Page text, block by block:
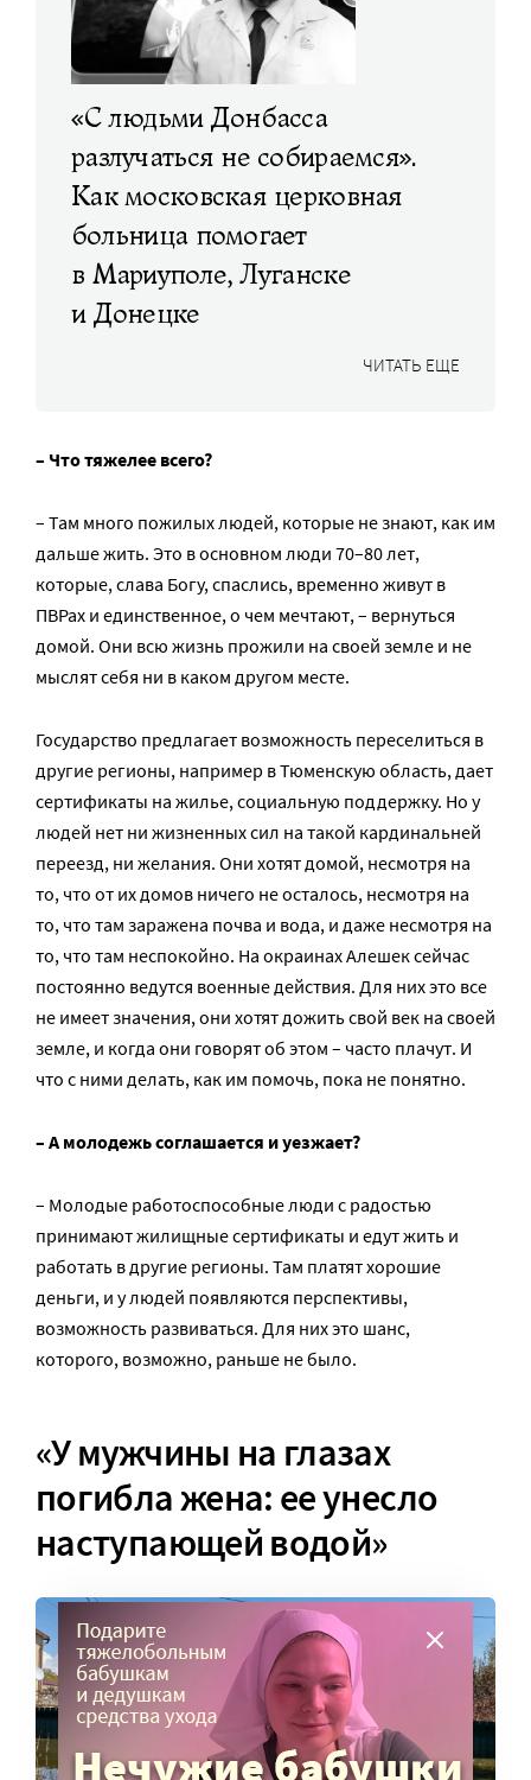
«С людьми Донбасса
разлучаться не собираемся».
Как московская церковная
больница помогает
в Мариуполе, Луганске
и Донецке
ЧИТАТЬ ЕЩЕ
– Что тяжелее всего?
– Там много пожилых людей, которые не знают, как им
дальше жить. Это в основном люди 70–80 лет,
которые, слава Богу, спаслись, временно живут в
ПВРах и единственное, о чем мечтают, – вернуться
домой. Они всю жизнь прожили на своей земле и не
мыслят себя ни в каком другом месте.
Государство предлагает возможность переселиться в
другие регионы, например в Тюменскую область, дает
сертификаты на жилье, социальную поддержку. Но у
людей нет ни жизненных сил на такой кардинальней
переезд, ни желания. Они хотят домой, несмотря на
то, что от их домов ничего не осталось, несмотря на
то, что там заражена почва и вода, и даже несмотря на
то, что там неспокойно. На окраинах Алешек сейчас
постоянно ведутся военные действия. Для них это все
не имеет значения, они хотят дожить свой век на своей
земле, и когда они говорят об этом – часто плачут. И
что с ними делать, как им помочь, пока не понятно.
– А молодежь соглашается и уезжает?
– Молодые работоспособные люди с радостью
принимают жилищные сертификаты и едут жить и
работать в другие регионы. Там платят хорошие
деньги, и у людей появляются перспективы,
возможность развиваться. Для них это шанс,
которого, возможно, раньше не было.
«У мужчины на глазах
погибла жена: ее унесло
наступающей водой»